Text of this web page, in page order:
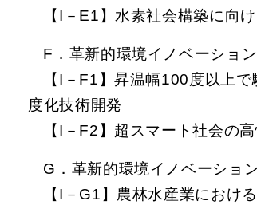
【I－E1】水素社会構築に向
F．革新的環境イノベーショ
【I－F1】昇温幅100度以上
度化技術開発
【I－F2】超スマート社会の
G．革新的環境イノベーショ
【I－G1】農林水産業におけ